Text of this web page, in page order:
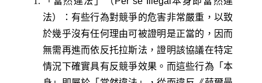
法）：有些行為對競爭的危害非常嚴重，以致
於幾乎沒有任何理由可被證明是正當的，因而
無需再進而依反托拉斯法，證明該協議在特定
情況下確實具有反競爭效果。而這些行為「本